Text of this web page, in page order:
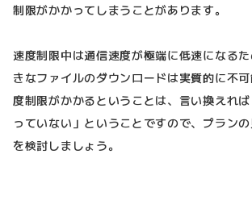
制限がかかってしまうことがあります。
速度制限中は通信速度が極端に低速になる
きなファイルのダウンロードは実質的に不
度制限がかかるということは、言い換えれ
っていない」ということですので、プラン
を検討しましょう。